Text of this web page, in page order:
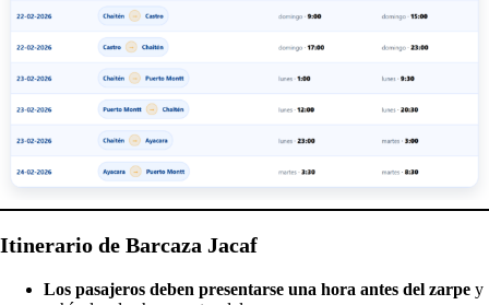
Itinerario de Barcaza Jacaf
Los pasajeros deben presentarse una hora antes del zarpe y